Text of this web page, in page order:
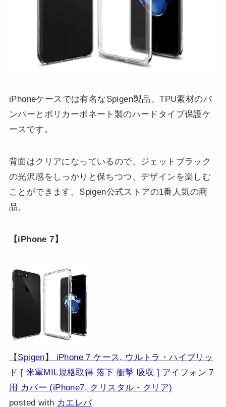
iPhoneケースでは有名なSpigen製品。TPU素材のバ
ンパーとポリカーボネート製のハードタイプ保護ケ
ースです。
背面はクリアになっているので、ジェットブラック
の光沢感をしっかりと保ちつつ、デザインを楽しむ
ことができます。Spigen公式ストアの1番人気の商
品。
【iPhone 7】
【Spigen】 iPhone 7 ケース, ウルトラ・ハイブリッ
ド [ 米軍MIL規格取得 落下 衝撃 吸収 ] アイフォン 7
用 カバー (iPhone7, クリスタル・クリア)
posted with カエレバ